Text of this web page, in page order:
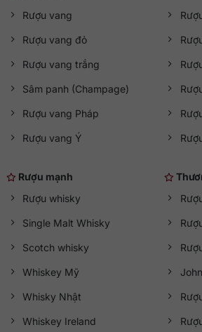
Rượu vang
Rượu vang đỏ
Rượu vang trắng
Sâm panh (Champage)
Rượu vang Pháp
Rượu vang Ý
Rượu mạnh
Rượu whisky
Single Malt Whisky
Scotch whisky
Whiskey Mỹ
Whisky Nhật
Whiskey Ireland